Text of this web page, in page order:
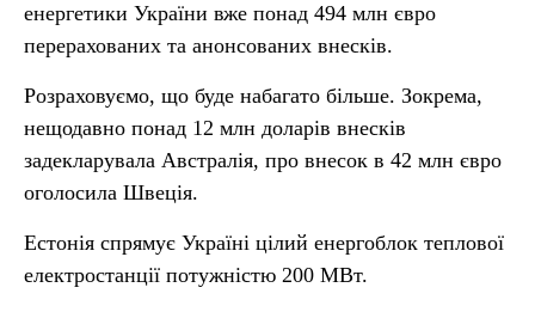
енергетики України вже понад 494 млн євро
перерахованих та анонсованих внесків.
Розраховуємо, що буде набагато більше. Зокрема,
нещодавно понад 12 млн доларів внесків
задекларувала Австралія, про внесок в 42 млн євро
оголосила Швеція.
Естонія спрямує Україні цілий енергоблок теплової
електростанції потужністю 200 МВт.